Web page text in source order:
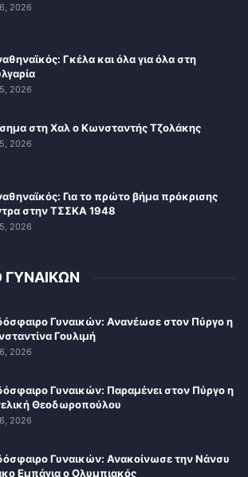
2026
Γκέλα και όλα για όλα στη
2026
στη Χαλ ο Κωνσταντής Τζολάκης
2026
Για το πρώτο βήμα πρόκρισης
στην ΤΣΣΚΑ 1948
2026
Γυναικών: Ανανέωσε στον Πύργο η
Γουλιμή
2026
Γυναικών: Παραμένει στον Πύργο η
Θεοδωροπούλου
2026
Γυναικών: Ανακοίνωσε την Νάνσυ
Εμπάγια ο Ολυμπιακός